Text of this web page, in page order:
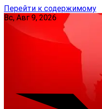
Перейти к содержимому
Вс, Авг 9, 2026